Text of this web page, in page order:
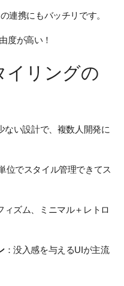
連携にもバッチリです。
度が高い！
イリングの
ない設計で、複数人開発に
位でスタイル管理できてス
ィズム、ミニマル＋レトロ
：没入感を与えるUIが主流